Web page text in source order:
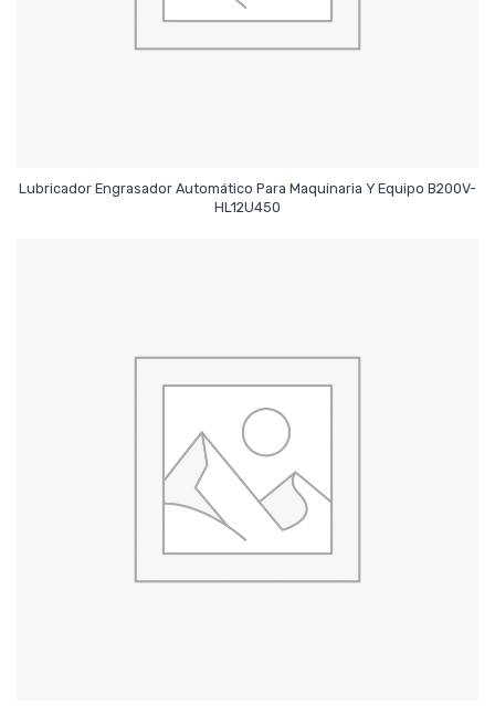
Lubricador Engrasador Automático Para Maquinaria Y Equipo B200V-
HL12U450
Leer Más